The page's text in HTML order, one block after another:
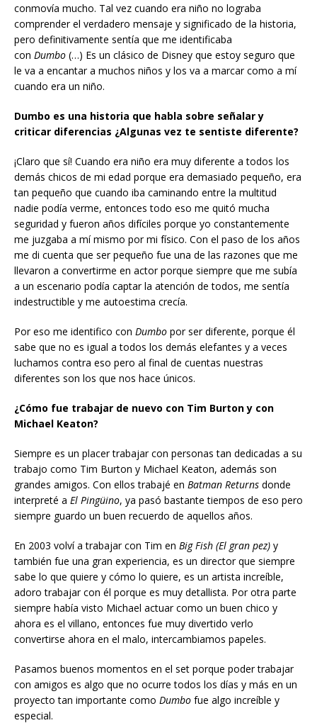
conmovía mucho. Tal vez cuando era niño no lograba
comprender el verdadero mensaje y significado de la historia,
pero definitivamente sentía que me identificaba
con Dumbo (…) Es un clásico de Disney que estoy seguro que
le va a encantar a muchos niños y los va a marcar como a mí
cuando era un niño.
Dumbo es una historia que habla sobre señalar y
criticar diferencias ¿Algunas vez te sentiste diferente?
¡Claro que sí! Cuando era niño era muy diferente a todos los
demás chicos de mi edad porque era demasiado pequeño, era
tan pequeño que cuando iba caminando entre la multitud
nadie podía verme, entonces todo eso me quitó mucha
seguridad y fueron años difíciles porque yo constantemente
me juzgaba a mí mismo por mi físico. Con el paso de los años
me di cuenta que ser pequeño fue una de las razones que me
llevaron a convertirme en actor porque siempre que me subía
a un escenario podía captar la atención de todos, me sentía
indestructible y me autoestima crecía.
Por eso me identifico con Dumbo por ser diferente, porque él
sabe que no es igual a todos los demás elefantes y a veces
luchamos contra eso pero al final de cuentas nuestras
diferentes son los que nos hace únicos.
¿Cómo fue trabajar de nuevo con Tim Burton y con
Michael Keaton?
Siempre es un placer trabajar con personas tan dedicadas a su
trabajo como Tim Burton y Michael Keaton, además son
grandes amigos. Con ellos trabajé en Batman Returns donde
interpreté a El Pingüino, ya pasó bastante tiempos de eso pero
siempre guardo un buen recuerdo de aquellos años.
En 2003 volví a trabajar con Tim en Big Fish (El gran pez) y
también fue una gran experiencia, es un director que siempre
sabe lo que quiere y cómo lo quiere, es un artista increíble,
adoro trabajar con él porque es muy detallista. Por otra parte
siempre había visto Michael actuar como un buen chico y
ahora es el villano, entonces fue muy divertido verlo
convertirse ahora en el malo, intercambiamos papeles.
Pasamos buenos momentos en el set porque poder trabajar
con amigos es algo que no ocurre todos los días y más en un
proyecto tan importante como Dumbo fue algo increíble y
especial.